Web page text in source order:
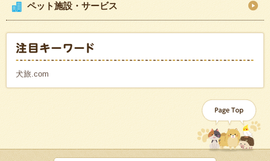
ペット施設・サービス
犬旅.com